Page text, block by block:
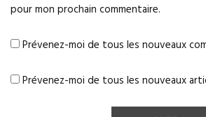
pour mon prochain commentaire.
Prévenez-moi de tous les nouveaux
Prévenez-moi de tous les nouveaux